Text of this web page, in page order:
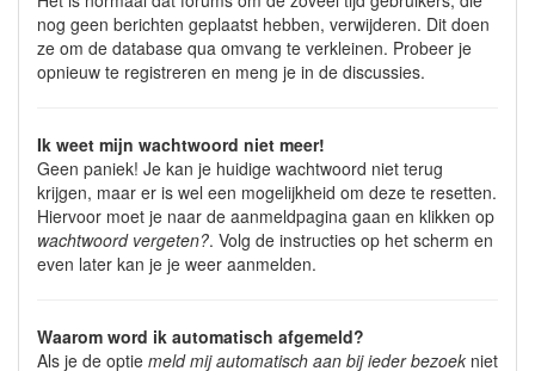
nog geen berichten geplaatst hebben, verwijderen. Dit doen
ze om de database qua omvang te verkleinen. Probeer je
opnieuw te registreren en meng je in de discussies.
Ik weet mijn wachtwoord niet meer!
Geen paniek! Je kan je huidige wachtwoord niet terug
krijgen, maar er is wel een mogelijkheid om deze te resetten.
Hiervoor moet je naar de aanmeldpagina gaan en klikken op
wachtwoord vergeten?. Volg de instructies op het scherm en
even later kan je je weer aanmelden.
Waarom word ik automatisch afgemeld?
Als je de optie meld mij automatisch aan bij ieder bezoek niet